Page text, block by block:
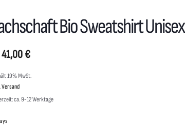
Bio Sweatshirt Unisex
41,00€
19% MwSt.
Versand
ca. 9-12 Werktage